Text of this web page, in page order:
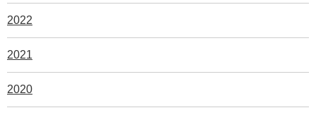
2022
2021
2020